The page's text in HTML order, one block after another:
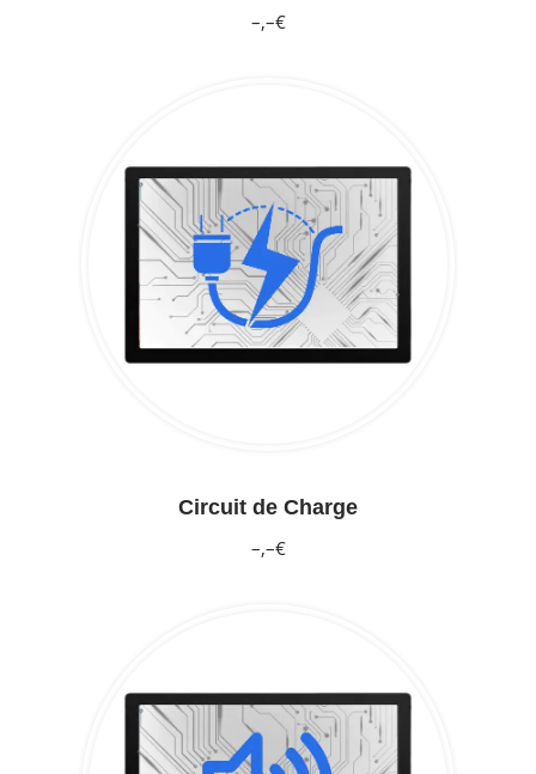
–,–€
Circuit de Charge
–,–€